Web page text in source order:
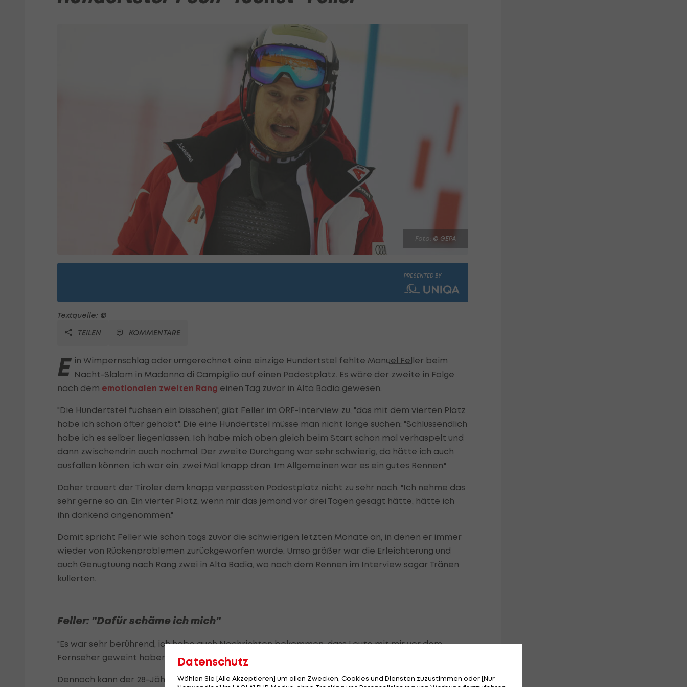
Foto: © GEPA
PRESENTED BY
Textquelle: ©
TEILEN
KOMMENTARE
E in Wimpernschlag oder umgerechnet eine einzige Hundertstel fehlte Manuel Feller beim
Nacht-Slalom in Madonna di Campiglio auf einen Podestplatz. Es wäre der zweite in Folge
nach dem emotionalen zweiten Rang einen Tag zuvor in Alta Badia gewesen.
"Die Hundertstel fuchsen ein bisschen", gibt Feller im ORF-Interview zu, "das mit dem vierten Platz
habe ich schon öfter gehabt". Die eine Hundertstel müsse man nicht lange suchen: "Schlussendlich
habe ich es selber liegenlassen. Ich habe mich oben gleich beim Start schon mal verhaspelt und
dann zwischendrin auch nochmal. Der zweite Durchgang war sehr schwierig, da hätte ich auch
ausfallen können, ich war ein, zwei Mal knapp dran. Im Allgemeinen war es ein gutes Rennen."
Daher trauert der Tiroler dem knapp verpassten Podestplatz nicht zu sehr nach. "Ich nehme das
sehr gerne so an. Ein vierter Platz, wenn mir das jemand vor drei Tagen gesagt hätte, hätte ich
ihn dankend angenommen."
Damit spricht Feller wie schon tags zuvor die schwierigen letzten Monate an, in denen er immer
wieder von Rückenproblemen zurückgeworfen wurde. Umso größer war die Erleichterung und
auch Genugtuung nach Rang zwei in Alta Badia, wo nach dem Rennen im Interview sogar Tränen
kullerten.
Feller: "Dafür schäme ich mich"
"Es war sehr berührend, ich habe auch Nachrichten bekommen, dass Leute mit mir vor dem
Fernseher geweint haben. Dafür schäme ich mich eh noch immer", sagt Feller.
Dennoch kann der 28-Jährige nun "beruhigt in die Weihnachtspause gehen und den Flow
Datenschutz
Wählen Sie [Alle Akzeptieren] um allen Zwecken, Cookies und Diensten zuzustimmen oder [Nur